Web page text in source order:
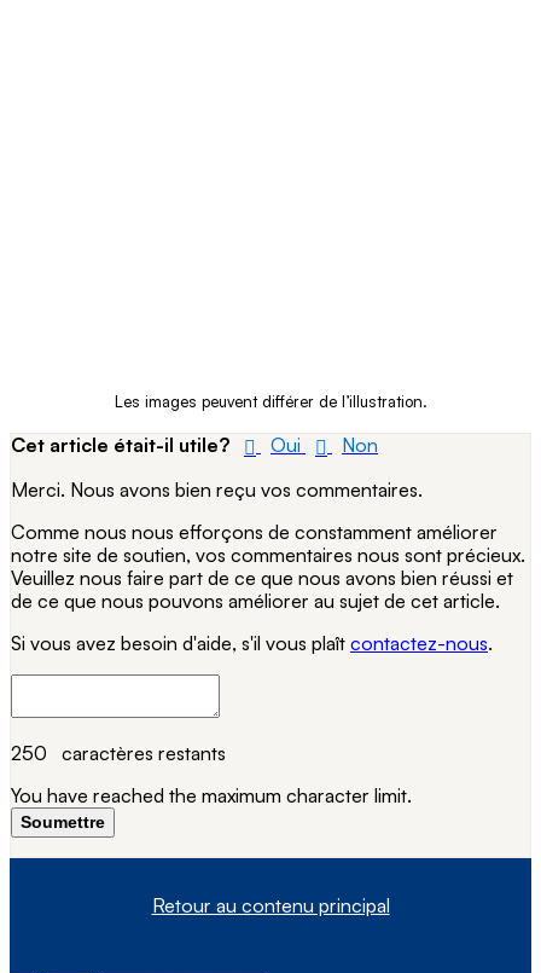
Les images peuvent différer de l’illustration.
Cet article était-il utile? Oui
Non
Merci. Nous avons bien reçu vos commentaires.
Comme nous nous efforçons de constamment améliorer
notre site de soutien, vos commentaires nous sont précieux.
Veuillez nous faire part de ce que nous avons bien réussi et
de ce que nous pouvons améliorer au sujet de cet article.
Si vous avez besoin d'aide, s'il vous plaît contactez-nous.
250 caractères restants
You have reached the maximum character limit.
Soumettre
Retour au contenu principal